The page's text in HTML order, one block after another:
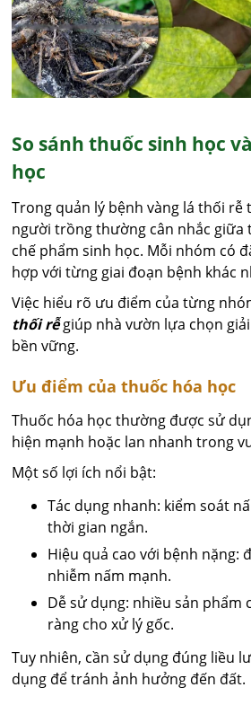
So sánh thuốc sinh học
học
Trong quản lý bệnh vàng lá thối rễ
người trồng thường cân nhắc giữa
chế phẩm sinh học. Mỗi nhóm có
hợp với từng giai đoạn bệnh khác
Việc hiểu rõ ưu điểm của từng
thối rễgiúp nhà vườn lựa chọn
bền vững.
Ưu điểm của thuốc hóa học
Thuốc hóa học thường được sử
hiện mạnh hoặc lan nhanh trong
Một số lợi ích nổi bật:
Tác dụng nhanh: kiểm soát
thời gian ngắn.
Hiệu quả cao với bệnh nặng:
nhiễm nấm mạnh.
Dễ sử dụng: nhiều sản phẩm
ràng cho xử lý gốc.
Tuy nhiên, cần sử dụng đúng liều
dụng để tránh ảnh hưởng đến đất.